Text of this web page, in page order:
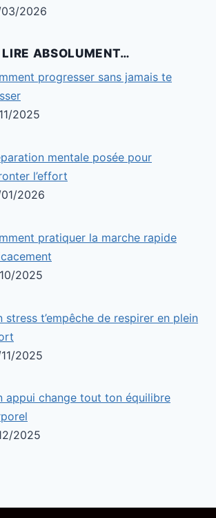
2026
ABSOLUMENT…
progresser sans jamais te
2025
mentale posée pour
l’effort
2026
pratiquer la marche rapide
2025
stress t’empêche de respirer en plein
2025
appui change tout ton équilibre
2025